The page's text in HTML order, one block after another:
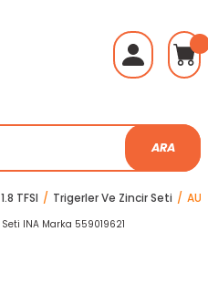
ARA
1.8 TFSI Trigerler Ve Zincir Seti